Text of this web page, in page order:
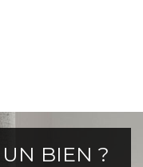
BIEN ?